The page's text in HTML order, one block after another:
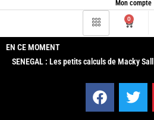
Mon compte
0
EN CE MOMENT
SENEGAL : Les petits calculs de Macky Sall